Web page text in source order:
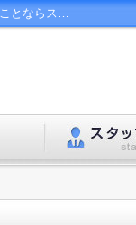
オリエントビル No.60 Vタワー天神の賃貸空室確認データベース／天神周辺にある賃貸のことならステージラボにお任せ下さい！